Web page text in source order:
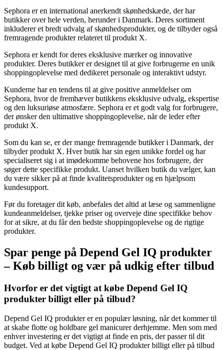
Sephora er en international anerkendt skønhedskæde, der har
butikker over hele verden, herunder i Danmark. Deres sortiment
inkluderer et bredt udvalg af skønhedsprodukter, og de tilbyder også
fremragende produkter relateret til produkt X.
Sephora er kendt for deres eksklusive mærker og innovative
produkter. Deres butikker er designet til at give forbrugerne en unik
shoppingoplevelse med dedikeret personale og interaktivt udstyr.
Kunderne har en tendens til at give positive anmeldelser om
Sephora, hvor de fremhæver butikkens eksklusive udvalg, ekspertise
og den luksuriøse atmosfære. Sephora er et godt valg for forbrugere,
der ønsker den ultimative shoppingoplevelse, når de leder efter
produkt X.
Som du kan se, er der mange fremragende butikker i Danmark, der
tilbyder produkt X. Hver butik har sin egen unikke fordel og har
specialiseret sig i at imødekomme behovene hos forbrugere, der
søger dette specifikke produkt. Uanset hvilken butik du vælger, kan
du være sikker på at finde kvalitetsprodukter og en hjælpsom
kundesupport.
Før du foretager dit køb, anbefales det altid at læse og sammenligne
kundeanmeldelser, tjekke priser og overveje dine specifikke behov
for at sikre, at du får den bedste shoppingoplevelse og de rigtige
produkter.
Spar penge på Depend Gel IQ produkter
– Køb billigt og vær på udkig efter tilbud
Hvorfor er det vigtigt at købe Depend Gel IQ
produkter billigt eller på tilbud?
Depend Gel IQ produkter er en populær løsning, når det kommer til
at skabe flotte og holdbare gel manicurer derhjemme. Men som med
enhver investering er det vigtigt at finde en pris, der passer til dit
budget. Ved at købe Depend Gel IQ produkter billigt eller på tilbud